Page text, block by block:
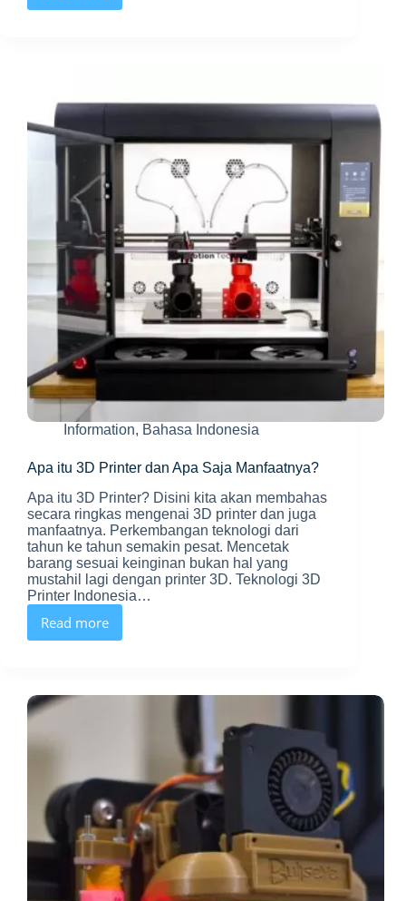
Printing
Kendala,
Produk
Information, Bahasa Indonesia
Apa itu 3D Printer dan Apa Saja Manfaatnya?
Apa itu 3D Printer? Disini kita akan membahas
secara ringkas mengenai 3D printer dan juga
manfaatnya. Perkembangan teknologi dari
tahun ke tahun semakin pesat. Mencetak
barang sesuai keinginan bukan hal yang
mustahil lagi dengan printer 3D. Teknologi 3D
Printer Indonesia…
Read more
Apa
itu